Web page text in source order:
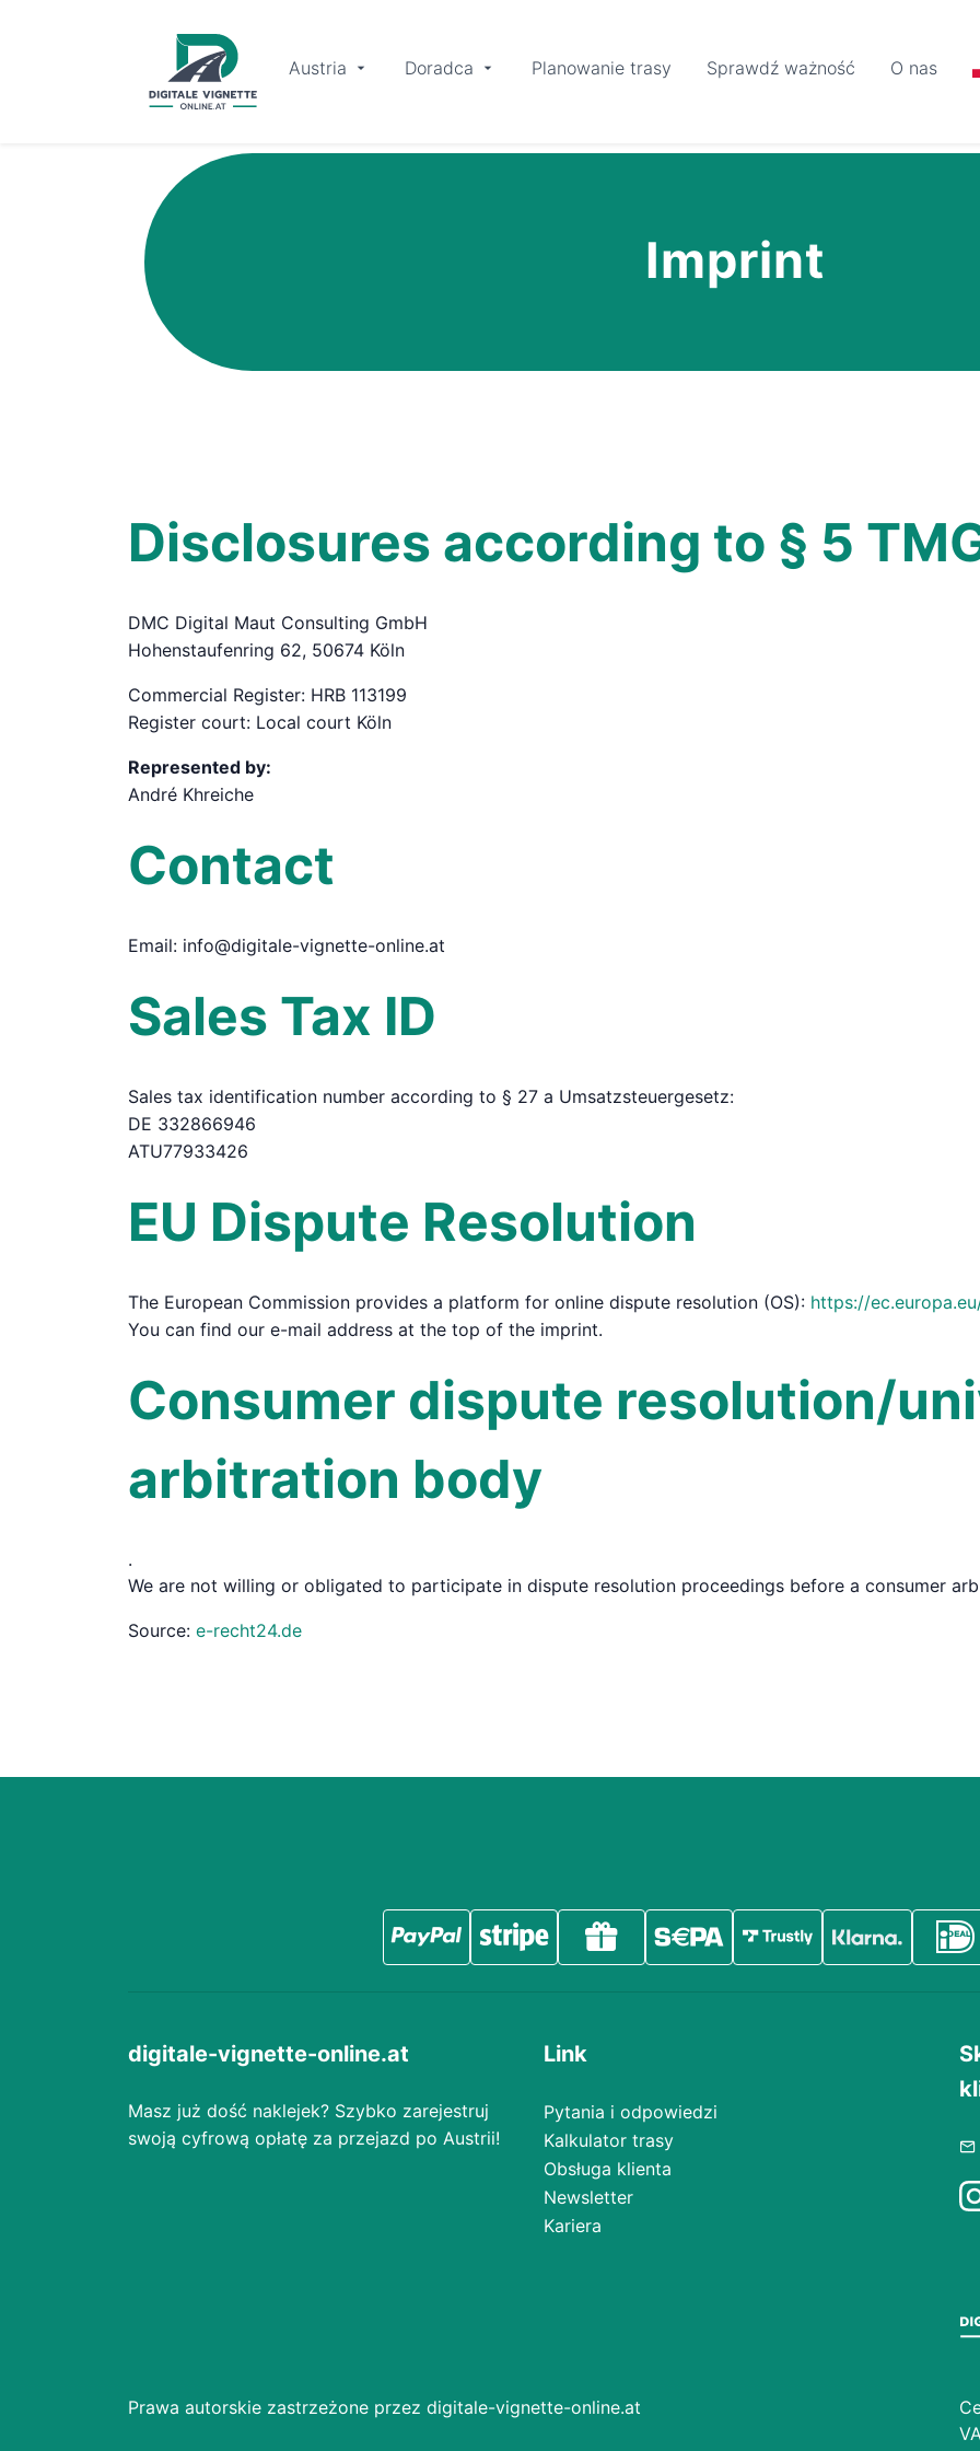
Austria Doradca Planowanie trasy Sprawdź ważność O nas
Imprint
Disclosures according to § 5
DMC Digital Maut Consulting GmbH
Hohenstaufenring 62, 50674 Köln
Commercial Register: HRB 113199
Register court: Local court Köln
Represented by:
André Khreiche
Contact
Email: info@digitale-vignette-online.at
Sales Tax ID
Sales tax identification number according to § 27 a Umsatzsteuergesetz:
DE 332866946
ATU77933426
EU Dispute Resolution
The European Commission provides a platform for online dispute resolution (OS): https://
You can find our e-mail address at the top of the imprint.
Consumer dispute resolution/
arbitration body
.
We are not willing or obligated to participate in dispute resolution proceedings before a consumer
Source: e-recht24.de
digitale-vignette-online.at
Masz już dość naklejek? Szybko zarejestruj
swoją cyfrową opłatę za przejazd po Austrii!
Link
Pytania i odpowiedzi
Kalkulator trasy
Obsługa klienta
Newsletter
Kariera
Prawa autorskie zastrzeżone przez digitale-vignette-online.at